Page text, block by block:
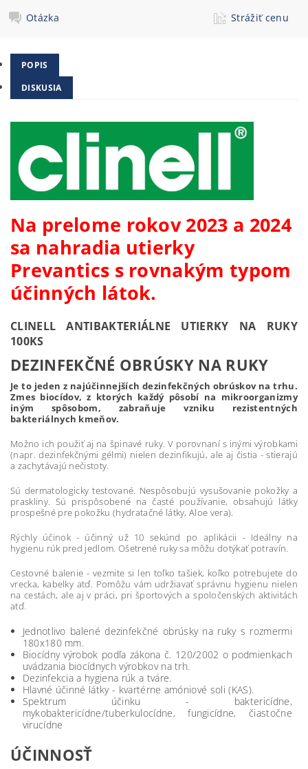
Otázka Strážiť cenu
POPIS
DISKUSIA
Na prelome rokov 2023 a 2024
sa nahradia utierky
Prevantics s rovnakým typom
účinných látok.
CLINELL ANTIBAKTERIÁLNE UTIERKY NA RUKY
100KS
DEZINFEKČNÉ OBRÚSKY NA RUKY
Je to jeden z najúčinnejších dezinfekčných obrúskov na trhu.
Zmes biocídov, z ktorých každý pôsobí na mikroorganizmy
iným spôsobom, zabraňuje vzniku rezistentných
bakteriálnych kmeňov.
Možno ich použiť aj na špinavé ruky. V porovnaní s inými výrobkami
(napr. dezinfekčnými gélmi) nielen dezinfikujú, ale aj čistia - stierajú
a zachytávajú nečistoty.
Sú dermatologicky testované. Nespôsobujú vysušovanie pokožky a
praskliny. Sú prispôsobené na časté používanie, obsahujú látky
prospešné pre pokožku (hydratačné látky, Aloe vera).
Rýchly účinok - účinný už 10 sekúnd po aplikácii - Ideálny na
hygienu rúk pred jedlom. Ošetrené ruky sa môžu dotýkať potravín.
Cestovné balenie - vezmite si len toľko tašiek, koľko potrebujete do
vrecka, kabelky atď. Pomôžu vám udržiavať správnu hygienu nielen
na cestách, ale aj v práci, pri športových a spoločenských aktivitách
atď.
Jednotlivo balené dezinfekčné obrúsky na ruky s rozmermi
180x180 mm.
Biocídny výrobok podľa zákona č. 120/2002 o podmienkach
uvádzania biocídnych výrobkov na trh.
Dezinfekcia a hygiena rúk a tváre.
Hlavné účinné látky - kvartérne amóniové soli (KAS).
Spektrum účinku - baktericídne,
mykobaktericídne/tuberkulocídne, fungicídne, čiastočne
virucídne
ÚČINNOSŤ